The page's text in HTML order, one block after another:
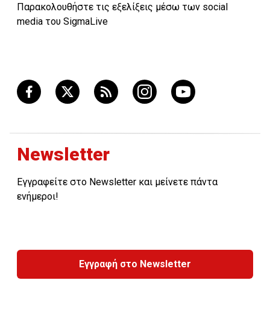
Παρακολουθήστε τις εξελίξεις μέσω των social
media του SigmaLive
Newsletter
Εγγραφείτε στο Newsletter και μείνετε πάντα
ενήμεροι!
Εγγραφή στο Newsletter